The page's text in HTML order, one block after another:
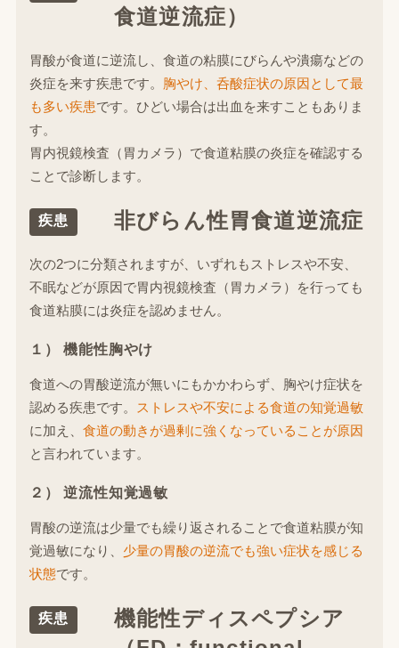
食道逆流症）
胃酸が食道に逆流し、食道の粘膜にびらんや潰瘍などの
炎症を来す疾患です。 胸やけ、呑酸症状の原因として最
も多い疾患です。ひどい場合は出血を来すこともありま
す。
胃内視鏡検査（胃カメラ）で食道粘膜の炎症を確認する
ことで診断します。
疾患 非びらん性胃食道逆流症
次の2つに分類されますが、いずれもストレスや不安、
不眠などが原因で胃内視鏡検査（胃カメラ）を行っても
食道粘膜には炎症を認めません。
１） 機能性胸やけ
食道への胃酸逆流が無いにもかかわらず、胸やけ症状を
認める疾患です。
ストレスや不安による食道の知覚過敏
に加え、 食道の動きが過剰に強くなっていることが原因
と言われています。
２） 逆流性知覚過敏
胃酸の逆流は少量でも繰り返されることで食道粘膜が知
覚過敏になり、 少量の胃酸の逆流でも強い症状を感じる
状態です。
疾患
機能性ディスペプシア